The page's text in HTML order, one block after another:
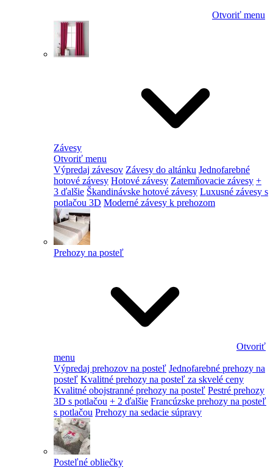
Otvoriť menu
Závesy
Otvoriť menu
Výpredaj závesov Závesy do altánku Jednofarebné
hotové závesy Hotové závesy Zatemňovacie závesy +
3 ďalšie Škandinávske hotové závesy Luxusné závesy s
potlačou 3D Moderné závesy k prehozom
Prehozy na posteľ
Otvoriť
menu
Výpredaj prehozov na posteľ Jednofarebné prehozy na
posteľ Kvalitné prehozy na posteľ za skvelé ceny
Kvalitné obojstranné prehozy na posteľ Pestré prehozy
3D s potlačou + 2 ďalšie Francúzske prehozy na posteľ
s potlačou Prehozy na sedacie súpravy
Posteľné obliečky